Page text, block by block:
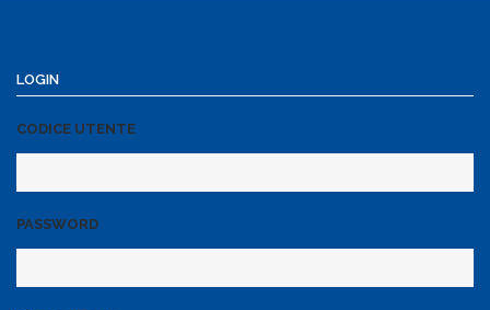
LOGIN
CODICE UTENTE
PASSWORD